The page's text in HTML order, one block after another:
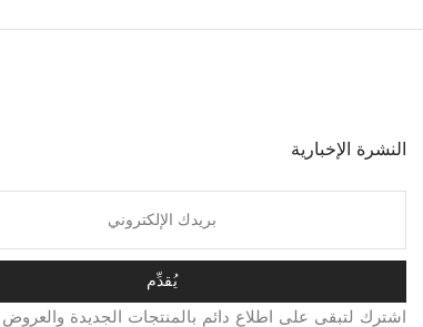
النشرة الإخبارية
يُقدِّم
اشترك لتبقى على اطلاع دائم بالمنتجات الجديدة والعروض
Português
Tiếng Việt